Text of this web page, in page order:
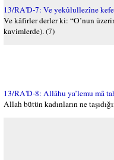
13/RA'D-7: Ve yekûlullezîne
Ve kâfirler derler ki: “O’nun
kavimlerde). (7)
13/RA'D-8: Allâhu ya’lemu mâ
Allah bütün kadınların ne